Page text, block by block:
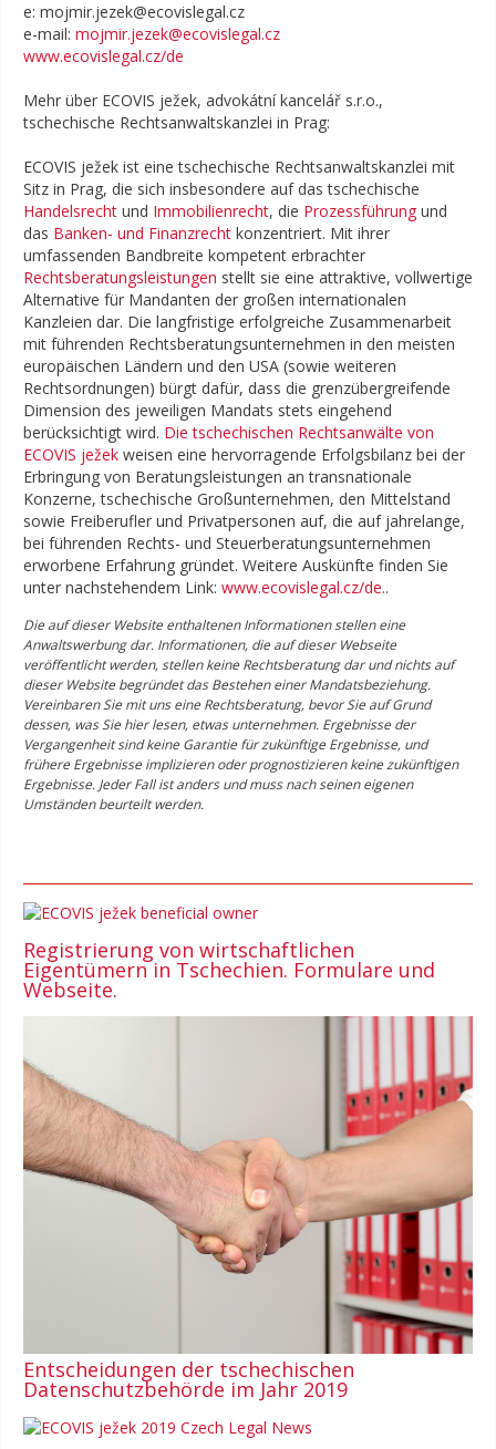
e: mojmir.jezek@ecovislegal.cz
e-mail: mojmir.jezek@ecovislegal.cz
www.ecovislegal.cz/de
Mehr über ECOVIS ježek, advokátní kancelář s.r.o.,
tschechische Rechtsanwaltskanzlei in Prag:
ECOVIS ježek ist eine tschechische Rechtsanwaltskanzlei mit
Sitz in Prag, die sich insbesondere auf das tschechische
Handelsrecht und Immobilienrecht, die Prozessführung und
das Banken- und Finanzrecht konzentriert. Mit ihrer
umfassenden Bandbreite kompetent erbrachter
Rechtsberatungsleistungen stellt sie eine attraktive, vollwertige
Alternative für Mandanten der großen internationalen
Kanzleien dar. Die langfristige erfolgreiche Zusammenarbeit
mit führenden Rechtsberatungsunternehmen in den meisten
europäischen Ländern und den USA (sowie weiteren
Rechtsordnungen) bürgt dafür, dass die grenzübergreifende
Dimension des jeweiligen Mandats stets eingehend
berücksichtigt wird. Die tschechischen Rechtsanwälte von
ECOVIS ježek weisen eine hervorragende Erfolgsbilanz bei der
Erbringung von Beratungsleistungen an transnationale
Konzerne, tschechische Großunternehmen, den Mittelstand
sowie Freiberufler und Privatpersonen auf, die auf jahrelange,
bei führenden Rechts- und Steuerberatungsunternehmen
erworbene Erfahrung gründet. Weitere Auskünfte finden Sie
unter nachstehendem Link: www.ecovislegal.cz/de..
Die auf dieser Website enthaltenen Informationen stellen eine
Anwaltswerbung dar. Informationen, die auf dieser Webseite
veröffentlicht werden, stellen keine Rechtsberatung dar und nichts auf
dieser Website begründet das Bestehen einer Mandatsbeziehung.
Vereinbaren Sie mit uns eine Rechtsberatung, bevor Sie auf Grund
dessen, was Sie hier lesen, etwas unternehmen. Ergebnisse der
Vergangenheit sind keine Garantie für zukünftige Ergebnisse, und
frühere Ergebnisse implizieren oder prognostizieren keine zukünftigen
Ergebnisse. Jeder Fall ist anders und muss nach seinen eigenen
Umständen beurteilt werden.
Registrierung von wirtschaftlichen
Eigentümern in Tschechien. Formulare und
Webseite.
Entscheidungen der tschechischen
Datenschutzbehörde im Jahr 2019